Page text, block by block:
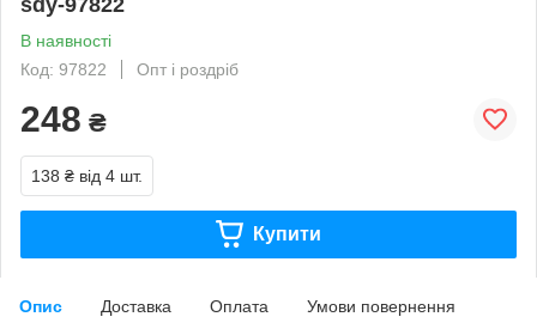
В наявності
Код: 97822
Опт і роздріб
248 ₴
138 ₴ від 4 шт.
Купити
Опис Доставка Оплата Умови повернення